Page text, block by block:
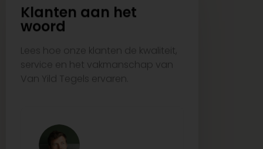
Klanten aan het
woord
Lees hoe onze klanten de kwaliteit,
service en het vakmanschap van
Van Yild Tegels ervaren.